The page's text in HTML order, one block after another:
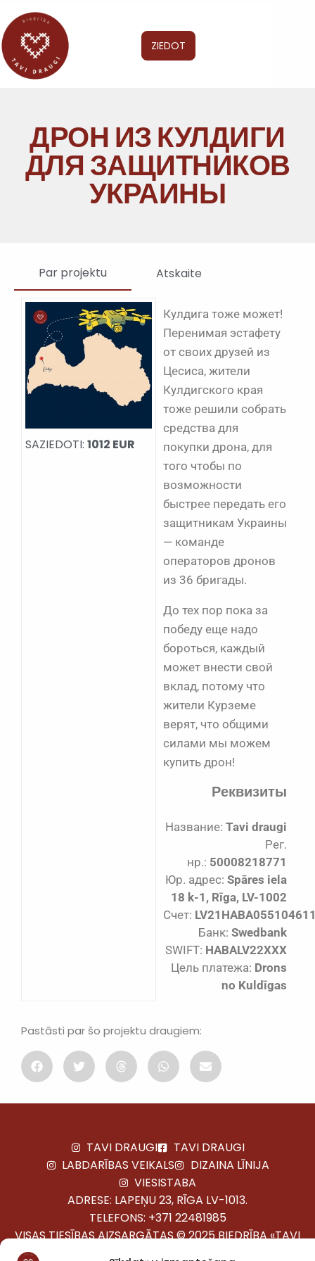
ZIEDOT
ДРОН ИЗ КУЛДИГИ
ДЛЯ ЗАЩИТНИКОВ
УКРАИНЫ
Par projektu Atskaite
SAZIEDOTI: 1012 EUR
Кулдига тоже может!
Перенимая эстафету
от своих друзей из
Цесиса, жители
Кулдигского края
тоже решили собрать
средства для
покупки дрона, для
того чтобы по
возможности
быстрее передать его
защитникам Украины
— команде
операторов дронов
из 36 бригады.
До тех пор пока за
победу еще надо
бороться, каждый
может внести свой
вклад, потому что
жители Курземе
верят, что общими
силами мы можем
купить дрон!
Реквизиты
Название: Tavi draugi
Рег.
нр.: 50008218771
Юр. адрес: Spāres iela
18 k-1, Rīga, LV-1002
Счет:
Банк: Swedbank
SWIFT: HABALV22XXX
Цель платежа: Drons
no Kuldīgas
Pastāsti par šo projektu draugiem:
TAVI DRAUGI
TAVI DRAUGI
LABDARĪBAS VEIKALS
DIZAINA LĪNIJA
VIESISTABA
ADRESE: LAPEŅU 23, RĪGA LV-1013.
TELEFONS: +371 22481985
VISAS TIESĪBAS AIZSARGĀTAS © 2025 BIEDRĪBA «TAVI